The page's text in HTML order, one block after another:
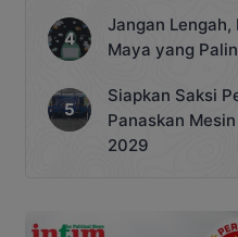
Jangan Lengah,
Maya yang
Siapkan Saksi
Panaskan
2029